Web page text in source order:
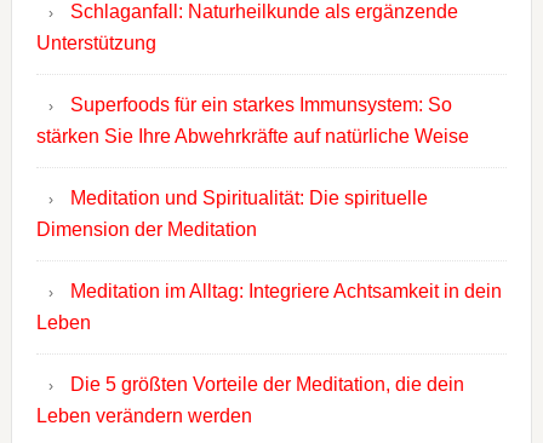
Schlaganfall: Naturheilkunde als ergänzende
Unterstützung
Superfoods für ein starkes Immunsystem: So
stärken Sie Ihre Abwehrkräfte auf natürliche Weise
Meditation und Spiritualität: Die spirituelle
Dimension der Meditation
Meditation im Alltag: Integriere Achtsamkeit in dein
Leben
Die 5 größten Vorteile der Meditation, die dein
Leben verändern werden